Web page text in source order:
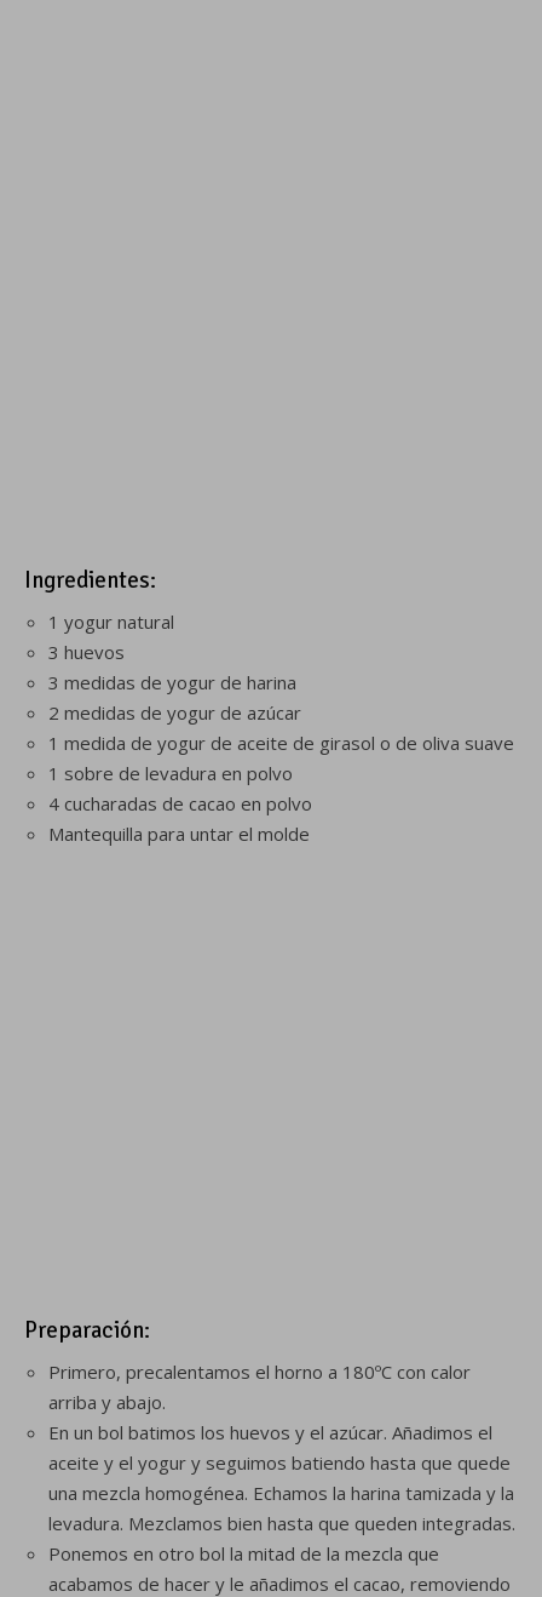
Ingredientes:
1 yogur natural
3 huevos
3 medidas de yogur de harina
2 medidas de yogur de azúcar
1 medida de yogur de aceite de girasol o de oliva suave
1 sobre de levadura en polvo
4 cucharadas de cacao en polvo
Mantequilla para untar el molde
Preparación:
Primero, precalentamos el horno a 180ºC con calor
arriba y abajo.
En un bol batimos los huevos y el azúcar. Añadimos el
aceite y el yogur y seguimos batiendo hasta que quede
una mezcla homogénea. Echamos la harina tamizada y la
levadura. Mezclamos bien hasta que queden integradas.
Ponemos en otro bol la mitad de la mezcla que
acabamos de hacer y le añadimos el cacao, removiendo